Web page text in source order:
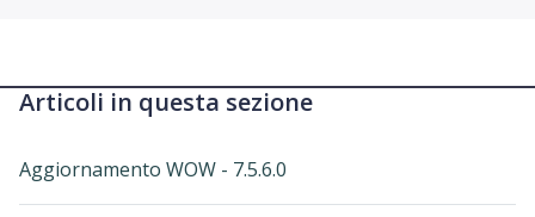
Articoli in questa sezione
Aggiornamento WOW - 7.5.6.0